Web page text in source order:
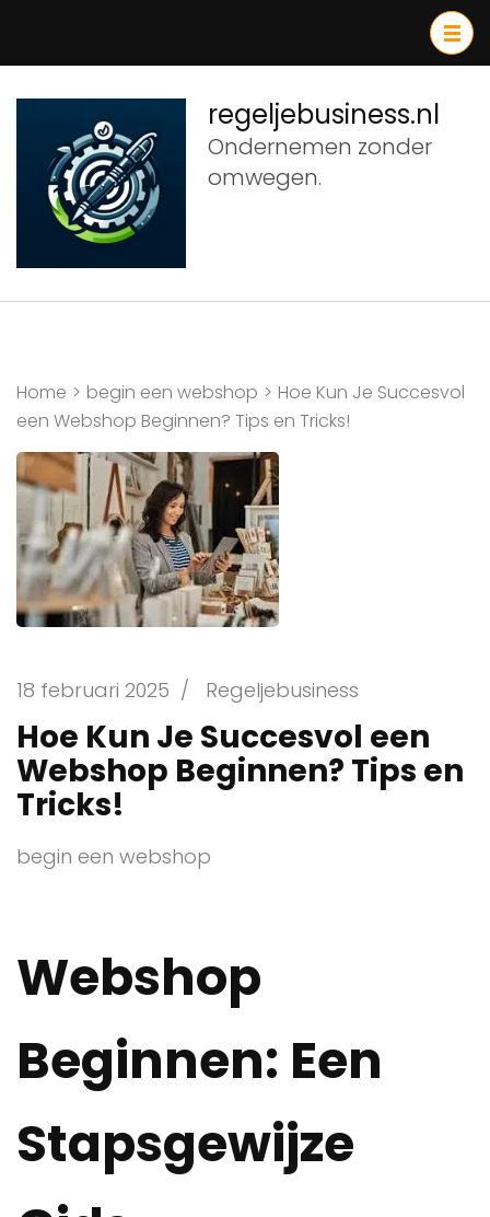
inhoud
(druk
Enter)
regeljebusiness.nl
Ondernemen zonder
omwegen.
Home > begin een webshop > Hoe Kun Je Succesvol
een Webshop Beginnen? Tips en Tricks!
18 februari 2025 / Regeljebusiness
Hoe Kun Je Succesvol een
Webshop Beginnen? Tips en
Tricks!
begin een webshop
Webshop
Beginnen: Een
Stapsgewijze